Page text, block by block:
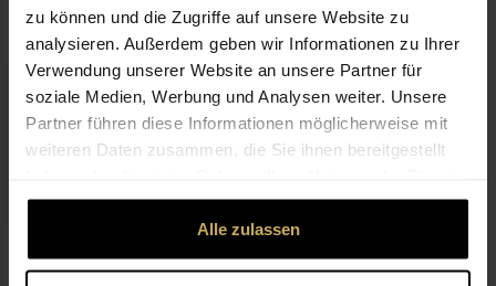
zu können und die Zugriffe auf unsere Website zu
analysieren. Außerdem geben wir Informationen zu Ihrer
Verwendung unserer Website an unsere Partner für
soziale Medien, Werbung und Analysen weiter. Unsere
Partner führen diese Informationen möglicherweise mit
weiteren Daten zusammen, die Sie ihnen bereitgestellt
gesammelt haben.
Alle zulassen
PASSEND ZUM BLUMENGRUSS
3,99 €